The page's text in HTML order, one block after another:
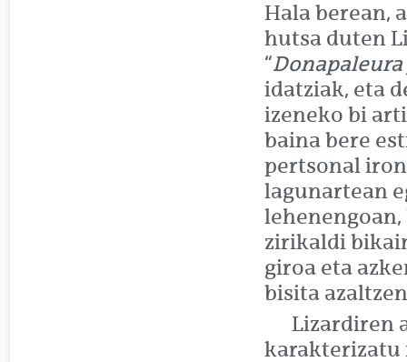
Hala berean,
hutsa duten
“
idatziak, eta
izeneko bi
baina bere
pertsonal
lagunartean
zirikaldi
giroa eta
bisita
Lizardiren
karakterizatu